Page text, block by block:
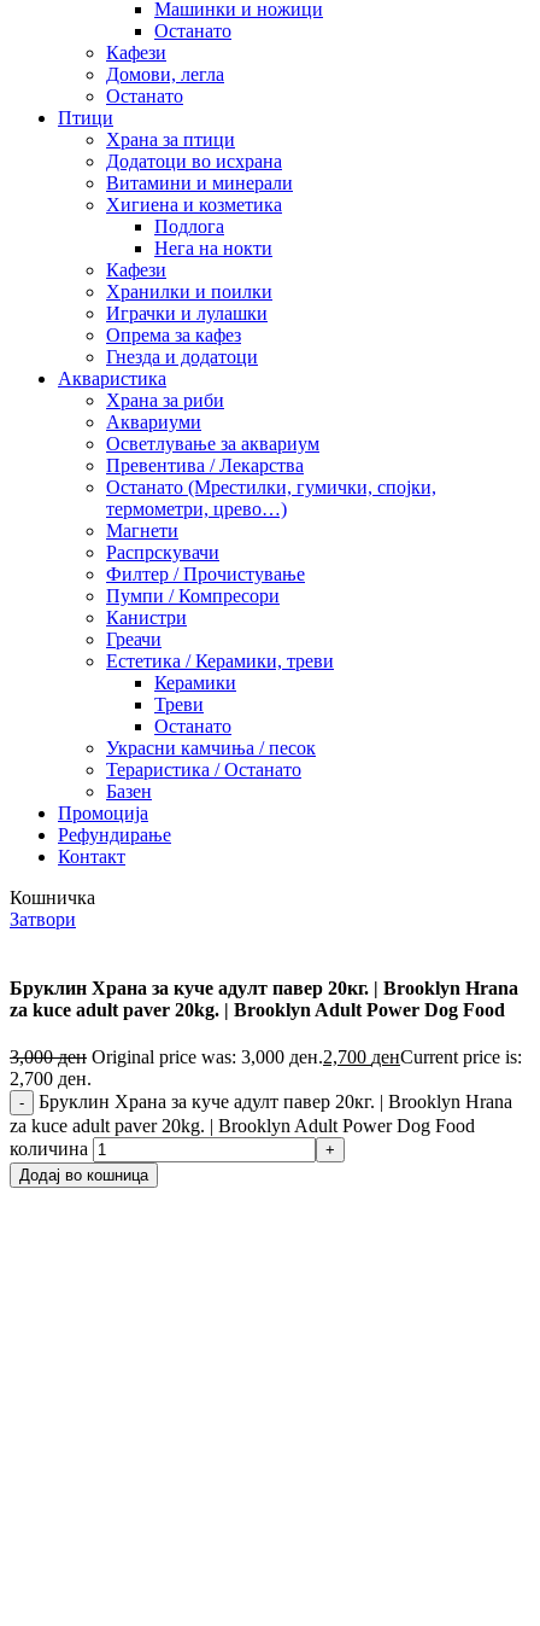
Машинки и ножици
Останато
Кафези
Домови, легла
Останато
Птици
Храна за птици
Додатоци во исхрана
Витамини и минерали
Хигиена и козметика
Подлога
Нега на нокти
Кафези
Хранилки и поилки
Играчки и лулашки
Опрема за кафез
Гнезда и додатоци
Акваристика
Храна за риби
Аквариуми
Осветлување за аквариум
Превентива / Лекарства
Останато (Мрестилки, гумички, спојки,
термометри, црево…)
Магнети
Распрскувачи
Филтер / Прочистување
Пумпи / Компресори
Канистри
Греачи
Естетика / Керамики, треви
Керамики
Треви
Останато
Украсни камчиња / песок
Тераристика / Останато
Базен
Промоција
Рефундирање
Контакт
Кошничка
Затвори
Бруклин Храна за куче адулт павер 20кг. | Brooklyn Hrana
za kuce adult paver 20kg. | Brooklyn Adult Power Dog Food
3,000ден Original price was: 3,000 ден.2,700 денCurrent price is:
2,700 ден.
Бруклин Храна за куче адулт павер 20кг. | Brooklyn Hrana
za kuce adult paver 20kg. | Brooklyn Adult Power Dog Food
количина
Додај во кошница